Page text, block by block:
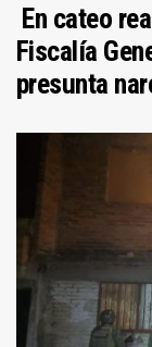
En cateo
Fiscalía
presunta